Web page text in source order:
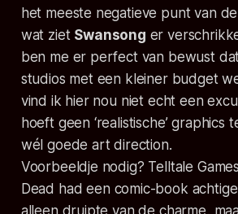
het meeste negatieve punt van
wat ziet Swansong er
ben me er perfect van bewust
studios met een kleiner budget
vind ik hier nou niet echt een
hoeft geen ‘realistische’ graphics
wél goede art direction.
Voorbeeldje nodig? Telltale
Dead had een comic-book
alleen druipte van de charme,